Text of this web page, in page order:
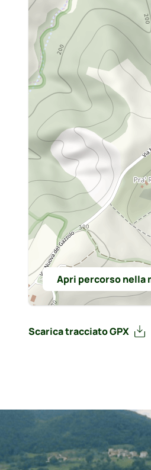
Apri percorso nella
Scarica tracciato GPX